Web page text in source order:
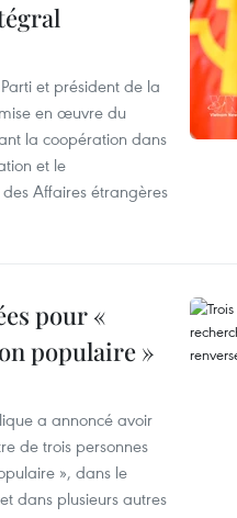
et président de la
en œuvre du
la coopération dans
et le
Affaires étrangères
pour «
populaire »
a annoncé avoir
de trois personnes
», dans le
dans plusieurs autres